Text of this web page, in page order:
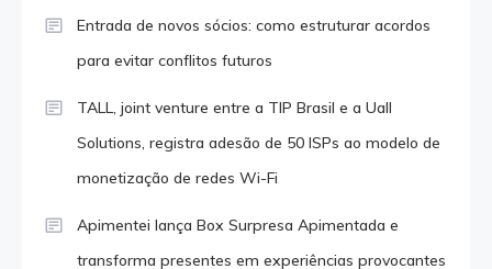
Entrada de novos sócios: como estruturar acordos
para evitar conflitos futuros
TALL, joint venture entre a TIP Brasil e a Uall
Solutions, registra adesão de 50 ISPs ao modelo de
monetização de redes Wi-Fi
Apimentei lança Box Surpresa Apimentada e
transforma presentes em experiências provocantes